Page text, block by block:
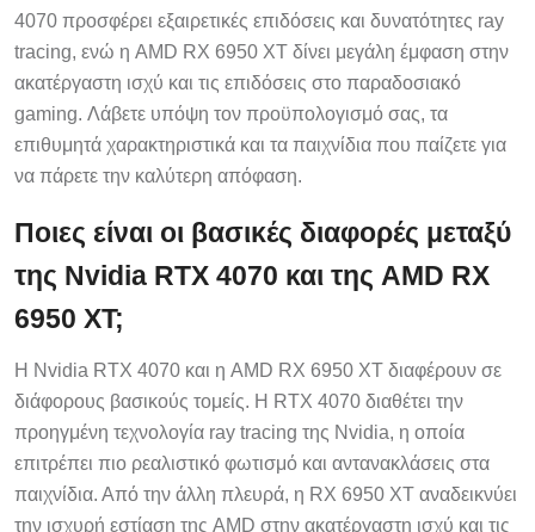
4070 προσφέρει εξαιρετικές επιδόσεις και δυνατότητες ray
tracing, ενώ η AMD RX 6950 XT δίνει μεγάλη έμφαση στην
ακατέργαστη ισχύ και τις επιδόσεις στο παραδοσιακό
gaming. Λάβετε υπόψη τον προϋπολογισμό σας, τα
επιθυμητά χαρακτηριστικά και τα παιχνίδια που παίζετε για
να πάρετε την καλύτερη απόφαση.
Ποιες είναι οι βασικές διαφορές μεταξύ
της Nvidia RTX 4070 και της AMD RX
6950 XT;
Η Nvidia RTX 4070 και η AMD RX 6950 XT διαφέρουν σε
διάφορους βασικούς τομείς. Η RTX 4070 διαθέτει την
προηγμένη τεχνολογία ray tracing της Nvidia, η οποία
επιτρέπει πιο ρεαλιστικό φωτισμό και αντανακλάσεις στα
παιχνίδια. Από την άλλη πλευρά, η RX 6950 XT αναδεικνύει
την ισχυρή εστίαση της AMD στην ακατέργαστη ισχύ και τις